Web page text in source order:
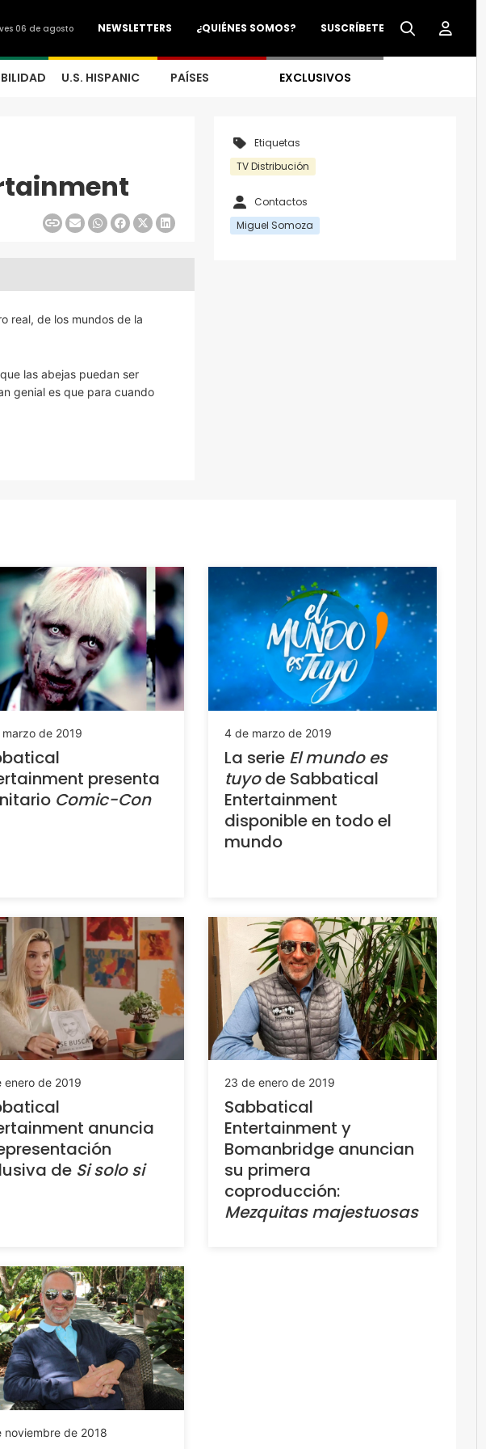
SUSCRÍBETE
¿QUIÉNES SOMOS?
NEWSLETTERS
06 de agosto
U.S. HISPANIC PAÍSES EXCLUSIVOS
real, de los mundos de la
las abejas puedan ser
genial es que para cuando
Etiquetas
TV Distribución
Contactos
Miguel Somoza
marzo de 2019
presenta
Comic-Con
4 de marzo de 2019
La serie El mundo es
tuyode Sabbatical
Entertainment
disponible en todo el
mundo
enero de 2019
anuncia
de Si solo si
23 de enero de 2019
Sabbatical
Entertainment y
Bomanbridge anuncian
su primera
coproducción:
Mezquitas majestuosas
noviembre de 2018